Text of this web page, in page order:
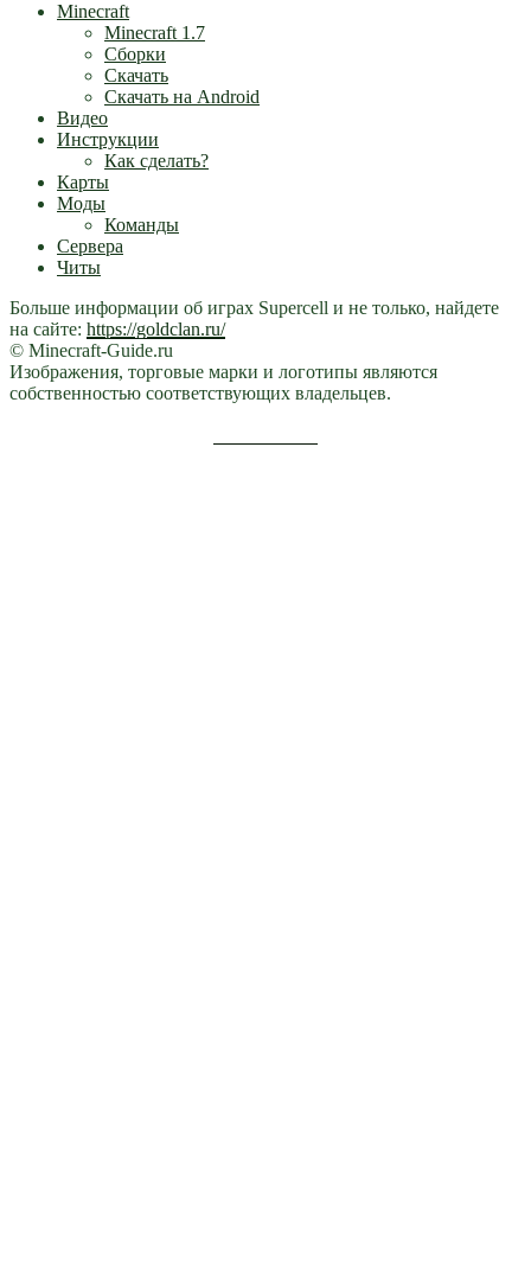
Minecraft
Minecraft 1.7
Сборки
Скачать
Скачать на Android
Видео
Инструкции
Как сделать?
Карты
Моды
Команды
Сервера
Читы
Больше информации об играх Supercell и не только, найдете
на сайте: https://goldclan.ru/
© Minecraft-Guide.ru
Изображения, торговые марки и логотипы являются
собственностью соответствующих владельцев.